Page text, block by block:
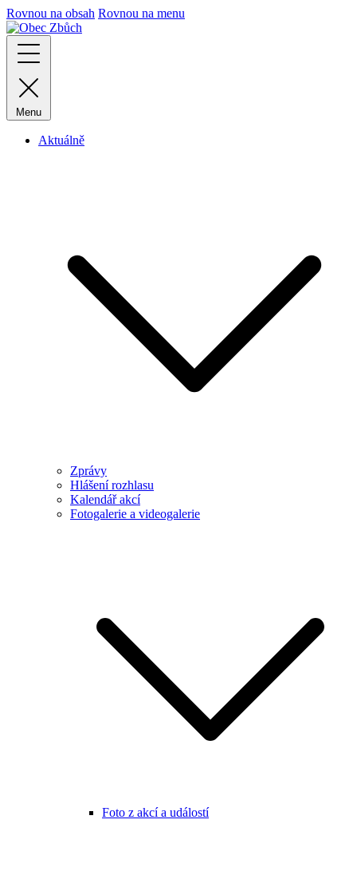
Rovnou na obsah Rovnou na menu
Menu
Aktuálně
Zprávy
Hlášení rozhlasu
Kalendář akcí
Fotogalerie a videogalerie
Foto z akcí a událostí